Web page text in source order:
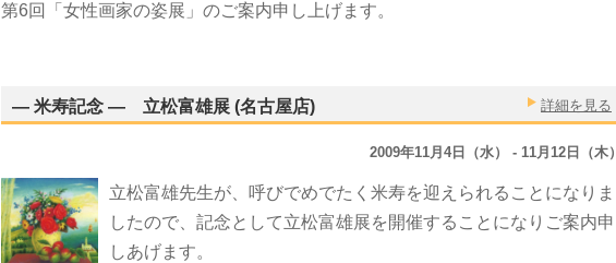
第6回「女性画家の姿展」のご案内申し上げます。
― 米寿記念 ― 立松富雄展 (名古屋店) 詳細を見る
2009年11月4日（水） - 11月12日（木）
立松富雄先生が、呼びでめでたく米寿を迎えられることになりま
したので、記念として立松富雄展を開催することになりご案内申
しあげます。